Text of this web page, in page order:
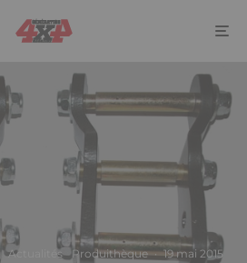
Actualités Produithèque · 19 mai 2015